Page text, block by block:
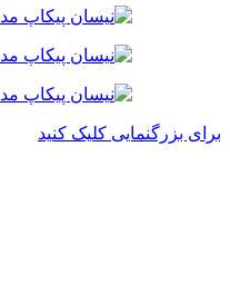
برای بزرگنمایی کلیک کنید